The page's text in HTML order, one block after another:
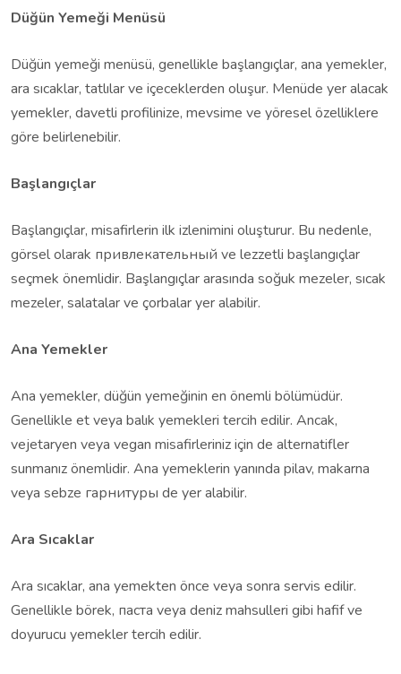
Düğün Yemeği Menüsü
Düğün yemeği menüsü, genellikle başlangıçlar, ana yemekler,
ara sıcaklar, tatlılar ve içeceklerden oluşur. Menüde yer alacak
yemekler, davetli profilinize, mevsime ve yöresel özelliklere
göre belirlenebilir.
Başlangıçlar
Başlangıçlar, misafirlerin ilk izlenimini oluşturur. Bu nedenle,
görsel olarak привлекательный ve lezzetli başlangıçlar
seçmek önemlidir. Başlangıçlar arasında soğuk mezeler, sıcak
mezeler, salatalar ve çorbalar yer alabilir.
Ana Yemekler
Ana yemekler, düğün yemeğinin en önemli bölümüdür.
Genellikle et veya balık yemekleri tercih edilir. Ancak,
vejetaryen veya vegan misafirleriniz için de alternatifler
sunmanız önemlidir. Ana yemeklerin yanında pilav, makarna
veya sebze гарнитуры de yer alabilir.
Ara Sıcaklar
Ara sıcaklar, ana yemekten önce veya sonra servis edilir.
Genellikle börek, паста veya deniz mahsulleri gibi hafif ve
doyurucu yemekler tercih edilir.